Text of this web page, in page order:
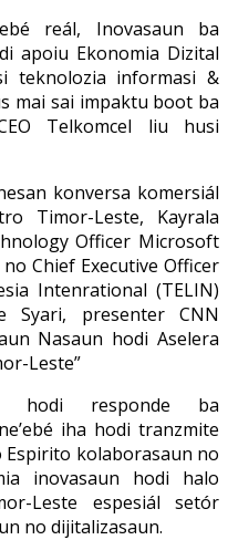
reál, Inovasaun ba
apoiu Ekonomia Dizital
teknolozia informasi &
mai sai impaktu boot ba
Telkomcel liu husi
konversa komersiál
Timor-Leste, Kayrala
Officer Microsoft
Chief Executive Officer
Intenrational (TELIN)
Syari, presenter CNN
Nasaun hodi Aselera
Leste”
hodi responde ba
iha hodi tranzmite
kolaborasaun no
inovasaun hodi halo
Leste espesiál setór
no dijitalizasaun.